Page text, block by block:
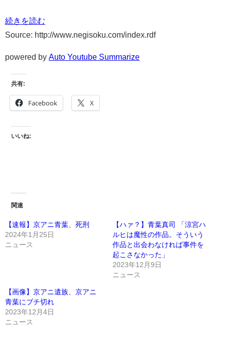
続きを読む
Source: http://www.negisoku.com/index.rdf
powered by Auto Youtube Summarize
共有:
Facebook X
いいね:
関連
【速報】京アニ青葉、死刑
2024年1月25日
ニュース
【ハァ？】青葉真司 「涼宮ハ
ルヒは魔性の作品。そういう
作品と出会わなければ事件を
起こさなかった」
2023年12月9日
ニュース
【画像】京アニ遺族、京アニ
青葉にブチ切れ
2023年12月4日
ニュース